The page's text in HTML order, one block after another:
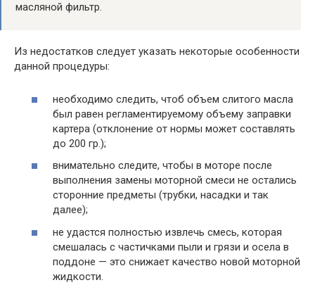
масляной фильтр.
Из недостатков следует указать некоторые особенности
данной процедуры:
необходимо следить, чтоб объем слитого масла
был равен регламентируемому объему заправки
картера (отклонение от нормы может составлять
до 200 гр.);
внимательно следите, чтобы в моторе после
выполнения замены моторной смеси не остались
сторонние предметы (трубки, насадки и так
далее);
не удастся полностью извлечь смесь, которая
смешалась с частичками пыли и грязи и осела в
поддоне — это снижает качество новой моторной
жидкости.